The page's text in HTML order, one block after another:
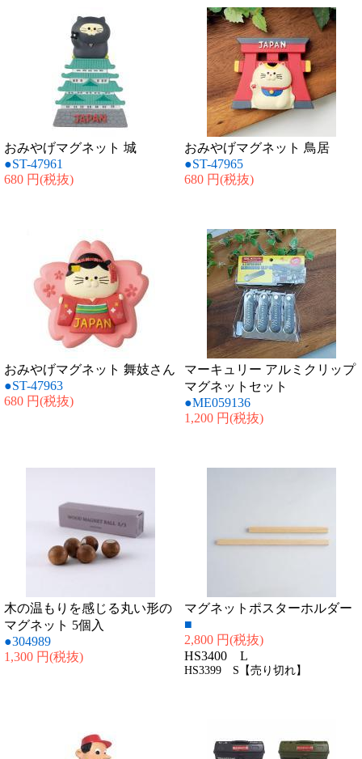
おみやげマグネット 城
●ST-47961
680 円(税抜)
おみやげマグネット 鳥居
●ST-47965
680 円(税抜)
おみやげマグネット 舞妓さん
●ST-47963
680 円(税抜)
マーキュリー アルミクリップ
マグネットセット
●ME059136
1,200 円(税抜)
木の温もりを感じる丸い形の
マグネット 5個入
●304989
1,300 円(税抜)
マグネットポスターホルダー
■
2,800 円(税抜)
HS3400 L
HS3399 S【売り切れ】